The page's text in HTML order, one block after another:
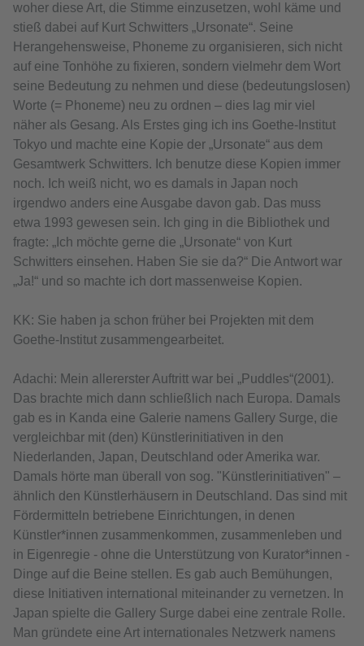
woher diese Art, die Stimme einzusetzen, wohl käme und
stieß dabei auf Kurt Schwitters „Ursonate“. Seine
Herangehensweise, Phoneme zu organisieren, sich nicht
auf eine Tonhöhe zu fixieren, sondern vielmehr dem Wort
seine Bedeutung zu nehmen und diese (bedeutungslosen)
Worte (= Phoneme) neu zu ordnen – dies lag mir viel
näher als Gesang. Als Erstes ging ich ins Goethe-Institut
Tokyo und machte eine Kopie der „Ursonate“ aus dem
Gesamtwerk Schwitters. Ich benutze diese Kopien immer
noch. Ich weiß nicht, wo es damals in Japan noch
irgendwo anders eine Ausgabe davon gab. Das muss
etwa 1993 gewesen sein. Ich ging in die Bibliothek und
fragte: „Ich möchte gerne die „Ursonate“ von Kurt
Schwitters einsehen. Haben Sie sie da?“ Die Antwort war
„Ja!“ und so machte ich dort massenweise Kopien.
KK: Sie haben ja schon früher bei Projekten mit dem
Goethe-Institut zusammengearbeitet.
Adachi: Mein allererster Auftritt war bei „Puddles“(2001).
Das brachte mich dann schließlich nach Europa. Damals
gab es in Kanda eine Galerie namens Gallery Surge, die
vergleichbar mit (den) Künstlerinitiativen in den
Niederlanden, Japan, Deutschland oder Amerika war.
Damals hörte man überall von sog. "Künstlerinitiativen" –
ähnlich den Künstlerhäusern in Deutschland. Das sind mit
Fördermitteln betriebene Einrichtungen, in denen
Künstler*innen zusammenkommen, zusammenleben und
in Eigenregie - ohne die Unterstützung von Kurator*innen -
Dinge auf die Beine stellen. Es gab auch Bemühungen,
diese Initiativen international miteinander zu vernetzen. In
Japan spielte die Gallery Surge dabei eine zentrale Rolle.
Man gründete eine Art internationales Netzwerk namens